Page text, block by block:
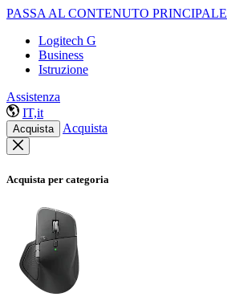
PASSA AL CONTENUTO PRINCIPALE
Logitech G
Business
Istruzione
Assistenza
IT,it
Acquista Acquista
Acquista per categoria